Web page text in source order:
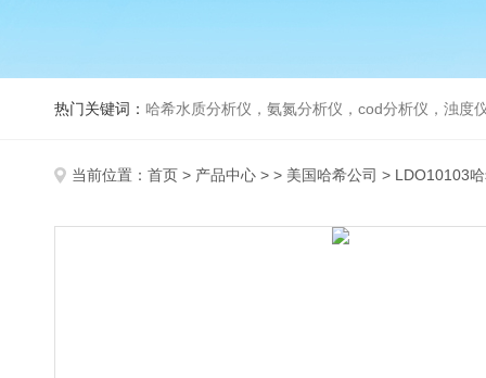
热门关键词： 哈希水质分析仪，氨氮分析仪，cod分析仪，浊度
当前位置： 首页 > 产品中心 > > 美国哈希公司 > LDO10103